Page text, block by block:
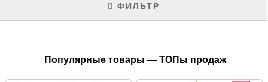
ФИЛЬТР
Популярные товары — ТОПы продаж